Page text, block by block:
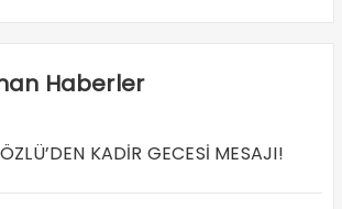
Haberler
KADİR GECESİ MESAJI!